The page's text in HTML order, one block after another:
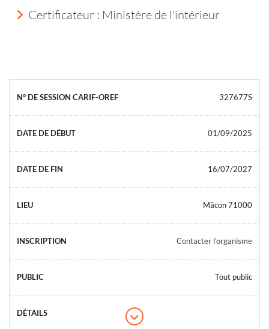
Certificateur : Ministère de l'intérieur
327677S
01/09/2025
16/07/2027
Mâcon 71000
Contacter l’organisme
Tout public